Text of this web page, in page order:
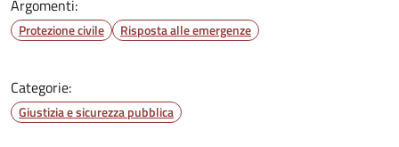
Argomenti:
Protezione civile Risposta alle emergenze
Categorie:
Giustizia e sicurezza pubblica